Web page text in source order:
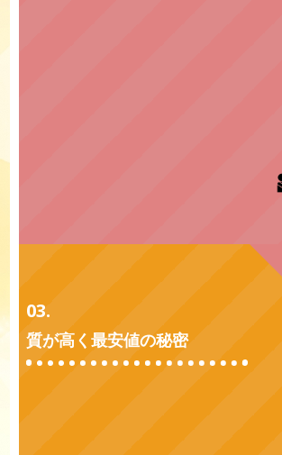
03.
質が高く最安値の秘密